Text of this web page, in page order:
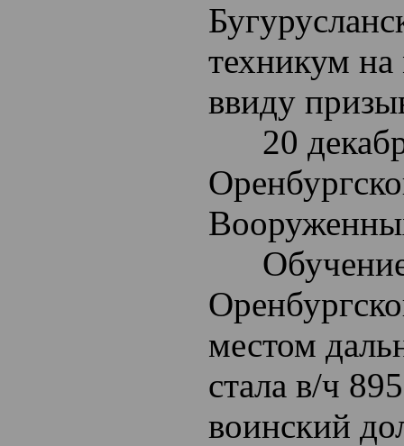
техникум на
ввиду
20
Обучение
местом
стала в/ч
воинский